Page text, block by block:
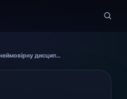
Стівен Спілберг розповів про неймовірну дисципліну Тома Круза